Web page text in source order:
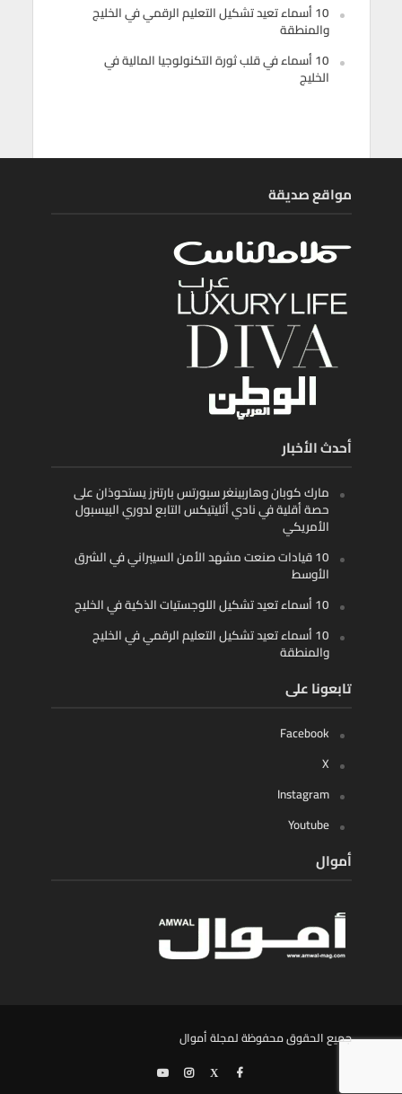
10 أسماء تعيد تشكيل التعليم الرقمي في الخليج
والمنطقة
10 أسماء في قلب ثورة التكنولوجيا المالية في
الخليج
مواقع صديقة
أحدث الأخبار
مارك كوبان وهاربينغر سبورتس بارتنرز يستحوذان على
حصة أقلية في نادي أثليتيكس التابع لدوري البيسبول
الأمريكي
10 قيادات صنعت مشهد الأمن السيبراني في الشرق
الأوسط
10 أسماء تعيد تشكيل اللوجستيات الذكية في الخليج
10 أسماء تعيد تشكيل التعليم الرقمي في الخليج
والمنطقة
تابعونا على
Facebook
X
Instagram
Youtube
أموال
جميع الحقوق محفوظة لمجلة أموال